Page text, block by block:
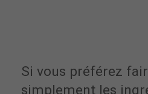
Si vous préférez
simplement les